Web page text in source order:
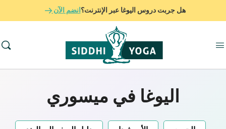
هل جربت دروس اليوغا عبر الإنترنت؟ انضم الآن
اليوغا في ميسوري